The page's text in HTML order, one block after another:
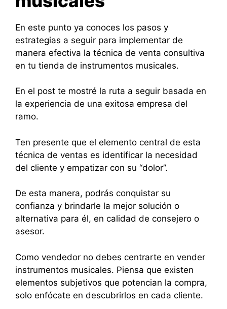
En este punto ya conoces los pasos y
estrategias a seguir para implementar de
manera efectiva la técnica de venta consultiva
en tu tienda de instrumentos musicales.
En el post te mostré la ruta a seguir basada en
la experiencia de una exitosa empresa del
ramo.
Ten presente que el elemento central de esta
técnica de ventas es identificar la necesidad
del cliente y empatizar con su “dolor”.
De esta manera, podrás conquistar su
confianza y brindarle la mejor solución o
alternativa para él, en calidad de consejero o
asesor.
Como vendedor no debes centrarte en vender
instrumentos musicales. Piensa que existen
elementos subjetivos que potencian la compra,
solo enfócate en descubrirlos en cada cliente.